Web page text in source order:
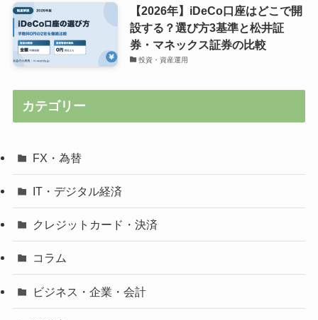
【2026年】iDeCo口座はどこで開
設する？選び方3基準と松井証
券・マネックス証券の比較
投資・資産運用
カテゴリー
FX・為替
IT・デジタル経済
クレジットカード・決済
コラム
ビジネス・企業・会計